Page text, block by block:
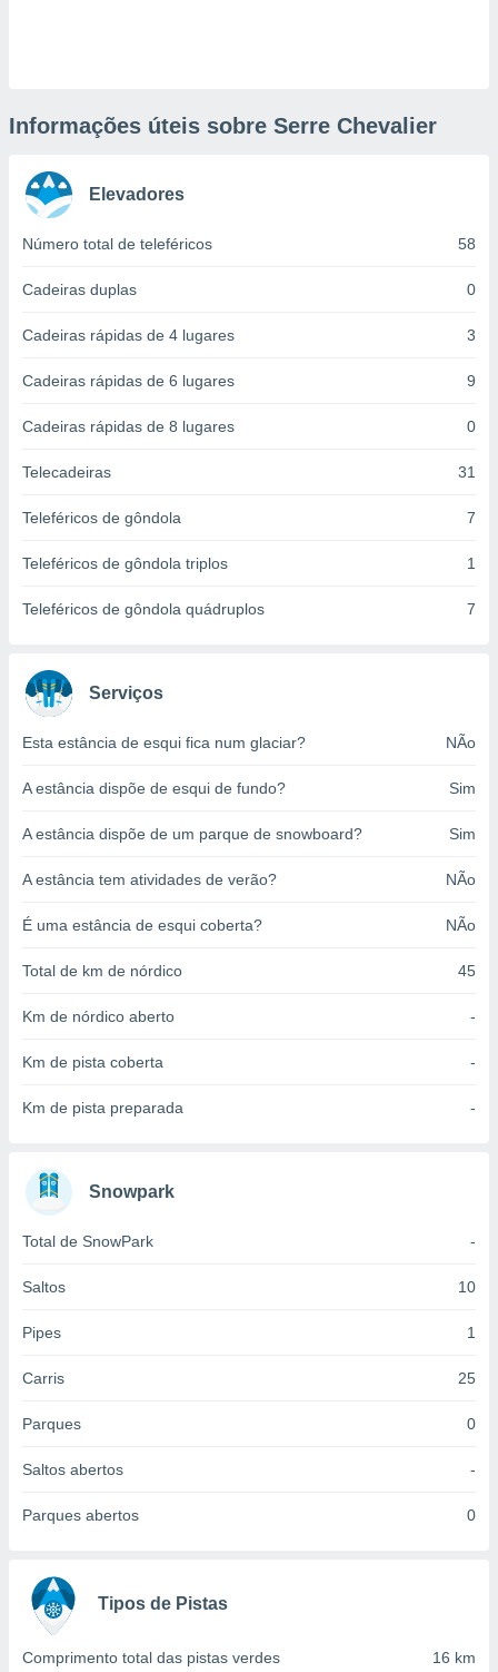
nós e
únicos
para
IP e
possam
com
qual se
seu
num
para
utilizar
criar
da
dos
os
e melhorar
através
Informações úteis sobre Serre Chevalier
Elevadores
Número total de teleféricos 58
Cadeiras duplas 0
Cadeiras rápidas de 4 lugares 3
Cadeiras rápidas de 6 lugares 9
Cadeiras rápidas de 8 lugares 0
Telecadeiras 31
Teleféricos de gôndola 7
Teleféricos de gôndola triplos 1
Teleféricos de gôndola quádruplos 7
Serviços
Esta estância de esqui fica num glaciar? NÃo
A estância dispõe de esqui de fundo? Sim
A estância dispõe de um parque de snowboard? Sim
A estância tem atividades de verão? NÃo
É uma estância de esqui coberta? NÃo
Total de km de nórdico 45
Km de nórdico aberto -
Km de pista coberta -
Km de pista preparada -
Snowpark
Total de SnowPark -
Saltos 10
Pipes 1
Carris 25
Parques 0
Saltos abertos -
Parques abertos 0
Tipos de Pistas
Comprimento total das pistas verdes 16 km